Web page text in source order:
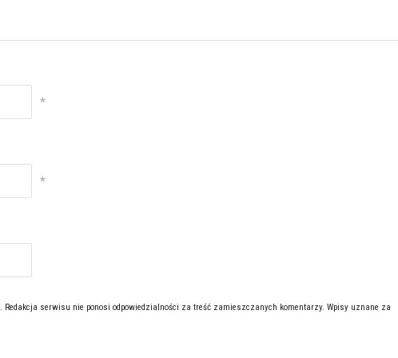
*
*
. Redakcja serwisu nie ponosi odpowiedzialności za treść zamieszczanych komentarzy. Wpisy uznane za